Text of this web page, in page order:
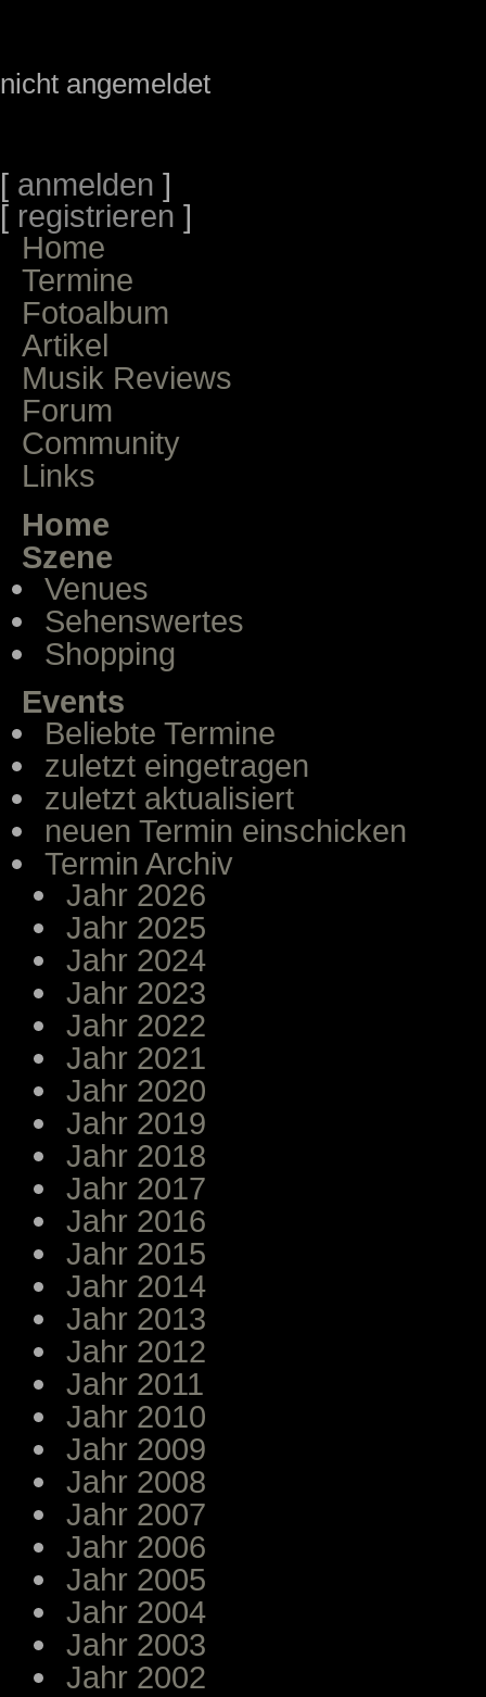
nicht angemeldet
[ anmelden ]
[ registrieren ]
Home
Termine
Fotoalbum
Artikel
Musik Reviews
Forum
Community
Links
Home
Szene
Venues
Sehenswertes
Shopping
Events
Beliebte Termine
zuletzt eingetragen
zuletzt aktualisiert
neuen Termin einschicken
Termin Archiv
Jahr 2026
Jahr 2025
Jahr 2024
Jahr 2023
Jahr 2022
Jahr 2021
Jahr 2020
Jahr 2019
Jahr 2018
Jahr 2017
Jahr 2016
Jahr 2015
Jahr 2014
Jahr 2013
Jahr 2012
Jahr 2011
Jahr 2010
Jahr 2009
Jahr 2008
Jahr 2007
Jahr 2006
Jahr 2005
Jahr 2004
Jahr 2003
Jahr 2002